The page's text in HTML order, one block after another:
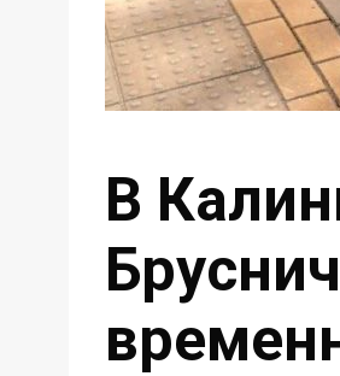
В